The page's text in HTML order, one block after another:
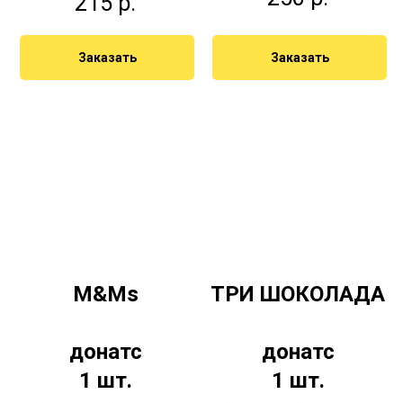
Заказать Заказать
M&Ms
донатс
1 шт.
ТРИ ШОКОЛАДА
донатс
1 шт.